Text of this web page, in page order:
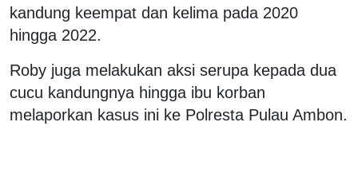
kandung keempat dan kelima pada 2020
hingga 2022.
Roby juga melakukan aksi serupa kepada dua
cucu kandungnya hingga ibu korban
melaporkan kasus ini ke Polresta Pulau Ambon.